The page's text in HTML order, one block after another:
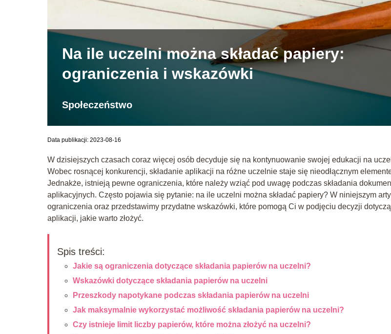
Na ile uczelni można składać papiery:
ograniczenia i wskazówki
Społeczeństwo
Data publikacji: 2023-08-16
W dzisiejszych czasach coraz więcej osób decyduje się na kontynuowanie swojej edukacji na
Wobec rosnącej konkurencji, składanie aplikacji na różne uczelnie staje się nieodłącznym
Jednakże, istnieją pewne ograniczenia, które należy wziąć pod uwagę podczas składania
aplikacyjnych. Często pojawia się pytanie: na ile uczelni można składać papiery? W niniejszym
ograniczenia oraz przedstawimy przydatne wskazówki, które pomogą Ci w podjęciu decyzji
aplikacji, jakie warto złożyć.
Spis treści:
Jakie są ograniczenia dotyczące składania papierów na uczelni?
Wskazówki dotyczące składania papierów na uczelni
Przeszkody napotykane podczas składania papierów na uczelni
Jak maksymalnie wykorzystać możliwość składania papierów na uczelni?
Czy istnieje limit liczby papierów, które można złożyć na uczelni?